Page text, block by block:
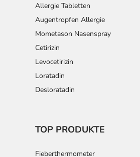
Allergie Tabletten
Augentropfen Allergie
Mometason Nasenspray
Cetirizin
Levocetirizin
Loratadin
Desloratadin
TOP PRODUKTE
Fieberthermometer